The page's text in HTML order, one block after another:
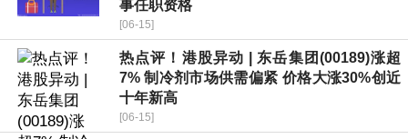
事任职资格
[06-15]
热点评！港股异动 | 东岳集团(00189)涨超
7% 制冷剂市场供需偏紧 价格大涨30%创近
十年新高
[06-15]